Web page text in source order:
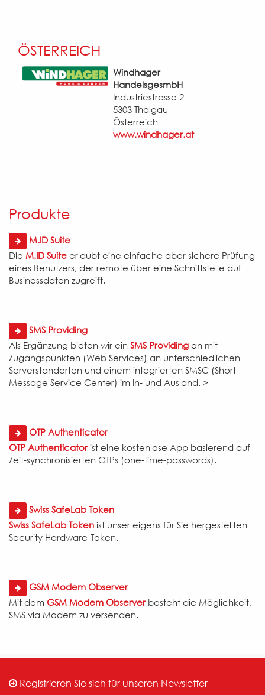
ÖSTERREICH
Windhager
HandelsgesmbH
Industriestrasse 2
5303 Thalgau
Österreich
www.windhager.at
Produkte
M.ID Suite
Die M.ID Suite erlaubt eine einfache aber sichere Prüfung
eines Benutzers, der remote über eine Schnittstelle auf
Businessdaten zugreift.
SMS Providing
Als Ergänzung bieten wir ein SMS Providing an mit
Zugangspunkten (Web Services) an unterschiedlichen
Serverstandorten und einem integrierten SMSC (Short
Message Service Center) im In- und Ausland. >
OTP Authenticator
OTP Authenticatorist eine kostenlose App basierend auf
Zeit-synchronisierten OTPs (one-time-passwords).
Swiss SafeLab Token
Swiss SafeLab Token ist unser eigens für Sie hergestellten
Security Hardware-Token.
GSM Modem Observer
Mit dem GSM Modem Observerbesteht die Möglichkeit,
SMS via Modem zu versenden.
Registrieren Sie sich für unseren Newsletter